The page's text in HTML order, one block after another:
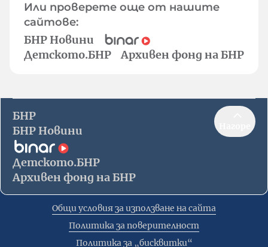
Или проверете още от нашите
сайтове:
БНР Новини
Детското.БНР
Архивен фонд на БНР
БНР
БНР Новини
Детското.БНР
Архивен фонд на БНР
Общи условия за използване на сайта
Политика за поверителност
Политика за „бисквитки“